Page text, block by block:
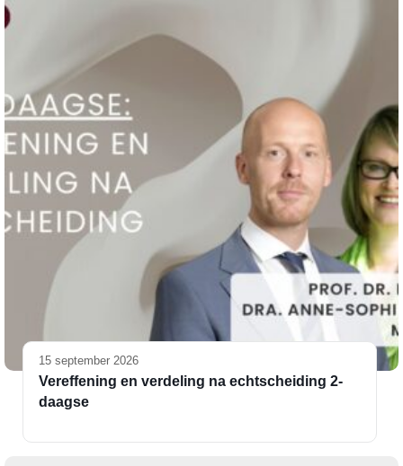
15 september 2026
Vereffening en verdeling na echtscheiding 2-
daagse